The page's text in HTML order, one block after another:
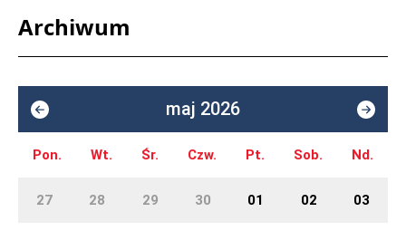
Archiwum
maj 2026
Pon. Wt. Śr. Czw. Pt. Sob. Nd.
27 28 29 30 01 02 03